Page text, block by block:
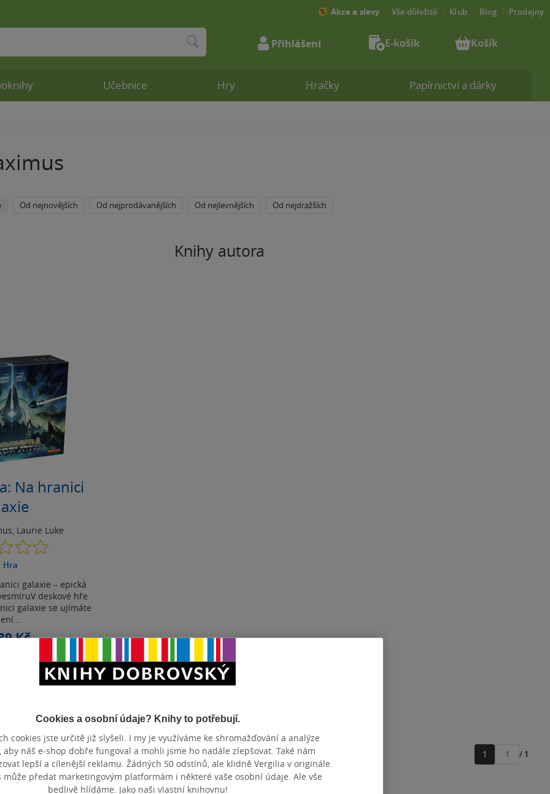
Od nejnovějších Od nejprodávanějších Od nejlevnějších Od nejdražších
Knihy autora
Na hranici
Laurie Luke
0.0
z
5
Hra
galaxie – epická
deskové hře
galaxie se ujímáte
Kč
Zobrazeno 3 z 3
1
Přejít
/ 1
Učebnice Hry Hračky Papírnictví a dárky
Akce a slevy Vše důležité Klub Blog Prodejny
Přihlášení E-košík Košík
Cookies a osobní údaje? Knihy to potřebují.
cookies jste určitě již slyšeli. I my je využíváme ke shromažďování a analýze
aby náš e-shop dobře fungoval a mohli jsme ho nadále zlepšovat. Také nám
lepší a cílenější reklamu. Žádných 50 odstínů, ale klidně Vergilia v originále.
může předat marketingovým platformám i některé vaše osobní údaje. Ale vše
bedlivě hlídáme. Jako naši vlastní knihovnu!